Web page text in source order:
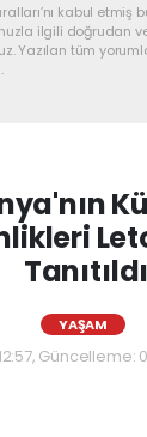
kabul etmiş
ilgili doğrudan
Yazılan tüm
Tanıtıldı
YAŞAM
Güncelleme: